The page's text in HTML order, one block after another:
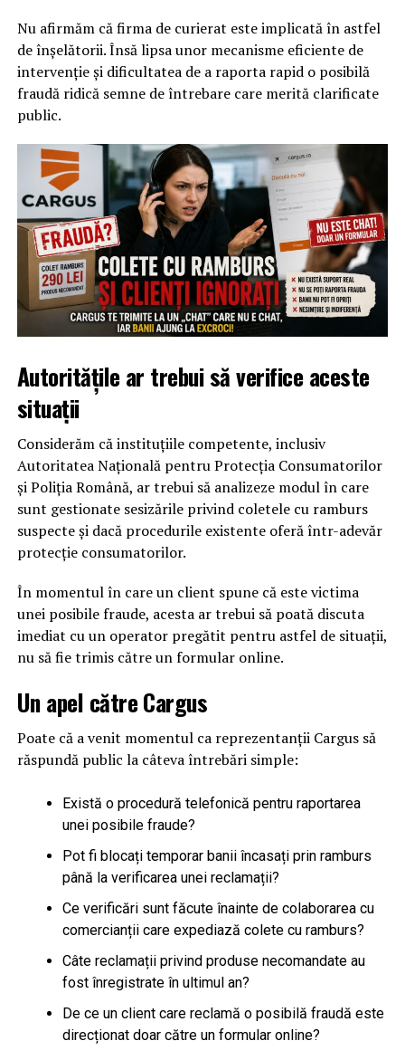
Nu afirmăm că firma de curierat este implicată în astfel
de înșelătorii. Însă lipsa unor mecanisme eficiente de
intervenție și dificultatea de a raporta rapid o posibilă
fraudă ridică semne de întrebare care merită clarificate
public.
Autoritățile ar trebui să verifice aceste
situații
Considerăm că instituțiile competente, inclusiv
Autoritatea Națională pentru Protecția Consumatorilor
și Poliția Română, ar trebui să analizeze modul în care
sunt gestionate sesizările privind coletele cu ramburs
suspecte și dacă procedurile existente oferă într-adevăr
protecție consumatorilor.
În momentul în care un client spune că este victima
unei posibile fraude, acesta ar trebui să poată discuta
imediat cu un operator pregătit pentru astfel de situații,
nu să fie trimis către un formular online.
Un apel către Cargus
Poate că a venit momentul ca reprezentanții Cargus să
răspundă public la câteva întrebări simple:
Există o procedură telefonică pentru raportarea
unei posibile fraude?
Pot fi blocați temporar banii încasați prin ramburs
până la verificarea unei reclamații?
Ce verificări sunt făcute înainte de colaborarea cu
comercianții care expediază colete cu ramburs?
Câte reclamații privind produse necomandate au
fost înregistrate în ultimul an?
De ce un client care reclamă o posibilă fraudă este
direcționat doar către un formular online?